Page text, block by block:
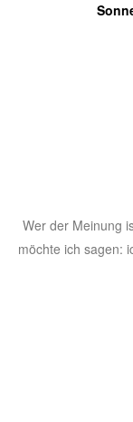
Wer der Meinung
möchte ich sagen: